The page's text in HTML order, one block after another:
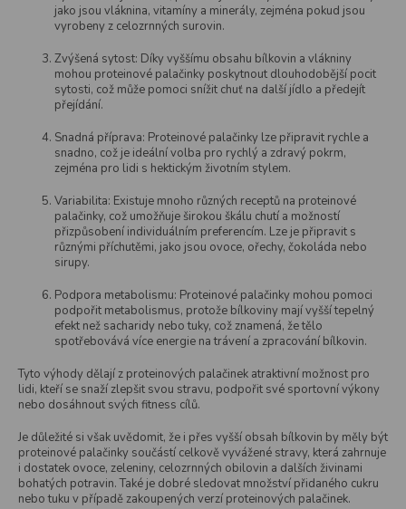
k
y
ý
p
i
u
jako jsou vláknina, vitamíny a minerály, zejména pokud jsou
vyrobeny z celozrnných surovin.
Zvýšená sytost: Díky vyššímu obsahu bílkovin a vlákniny
mohou proteinové palačinky poskytnout dlouhodobější pocit
sytosti, což může pomoci snížit chuť na další jídlo a předejít
přejídání.
Snadná příprava: Proteinové palačinky lze připravit rychle a
snadno, což je ideální volba pro rychlý a zdravý pokrm,
zejména pro lidi s hektickým životním stylem.
Variabilita: Existuje mnoho různých receptů na proteinové
palačinky, což umožňuje širokou škálu chutí a možností
přizpůsobení individuálním preferencím. Lze je připravit s
různými příchutěmi, jako jsou ovoce, ořechy, čokoláda nebo
sirupy.
Podpora metabolismu: Proteinové palačinky mohou pomoci
podpořit metabolismus, protože bílkoviny mají vyšší tepelný
efekt než sacharidy nebo tuky, což znamená, že tělo
spotřebovává více energie na trávení a zpracování bílkovin.
Tyto výhody dělají z proteinových palačinek atraktivní možnost pro
lidi, kteří se snaží zlepšit svou stravu, podpořit své sportovní výkony
nebo dosáhnout svých fitness cílů.
Je důležité si však uvědomit, že i přes vyšší obsah bílkovin by měly být
proteinové palačinky součástí celkově vyvážené stravy, která zahrnuje
i dostatek ovoce, zeleniny, celozrnných obilovin a dalších živinami
bohatých potravin. Také je dobré sledovat množství přidaného cukru
nebo tuku v případě zakoupených verzí proteinových palačinek.